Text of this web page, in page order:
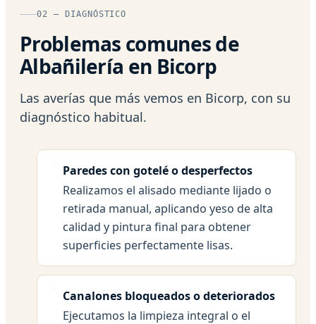
02 — DIAGNÓSTICO
Problemas comunes de
Albañilería en Bicorp
Las averías que más vemos en Bicorp, con su
diagnóstico habitual.
Paredes con gotelé o desperfectos
Realizamos el alisado mediante lijado o
retirada manual, aplicando yeso de alta
calidad y pintura final para obtener
superficies perfectamente lisas.
Canalones bloqueados o deteriorados
Ejecutamos la limpieza integral o el